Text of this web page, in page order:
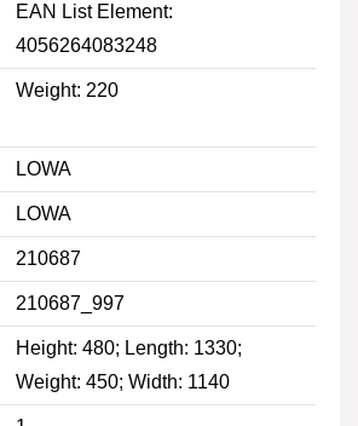
EAN List Element:
4056264083248
Weight: 220
LOWA
LOWA
210687
210687_997
Height: 480; Length: 1330;
Weight: 450; Width: 1140